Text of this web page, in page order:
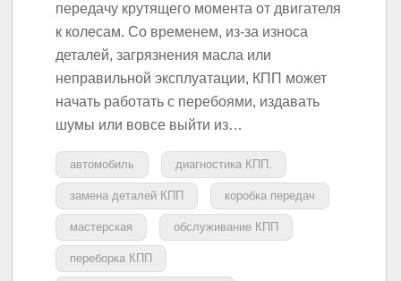
передачу крутящего момента от двигателя
к колесам. Со временем, из-за износа
деталей, загрязнения масла или
неправильной эксплуатации, КПП может
начать работать с перебоями, издавать
шумы или вовсе выйти из…
автомобиль диагностика КПП.
замена деталей КПП коробка передач
мастерская обслуживание КПП
переборка КПП